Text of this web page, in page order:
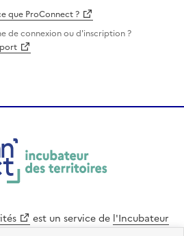
que ProConnect ?
de connexion ou d'inscription ?
est un service de l'Incubateur